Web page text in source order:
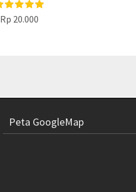
Rp 20.000
Peta GoogleMap